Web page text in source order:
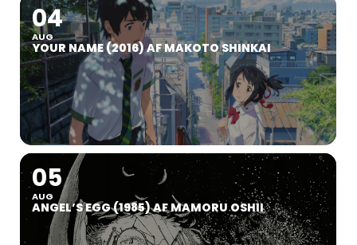
04
AUG
YOUR NAME (2016) AF MAKOTO SHINKAI
05
AUG
ANGEL’S EGG (1985) AF MAMORU OSHII